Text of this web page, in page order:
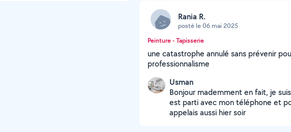
Rania R.
posté le 06 mai 2025
Peinture - Tapisserie
une catastrophe annulé sans prévenir
professionnalisme
Usman
Bonjour mademment en fait, je
est parti avec mon téléphone et
appelais aussi hier soir